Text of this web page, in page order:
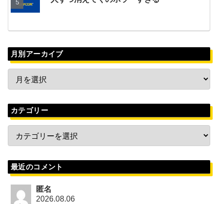
月別アーカイブ
カテゴリー
最近のコメント
匿名
2026.08.06